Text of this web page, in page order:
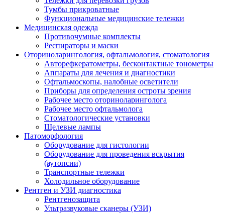
Тумбы прикроватные
Функциональные медицинские тележки
Медицинская одежда
Противочумные комплекты
Респираторы и маски
Оториноларингология, офтальмология, стоматология
Авторефкератометры, бесконтактные тонометры
Аппараты для лечения и диагностики
Офтальмоскопы, налобные осветители
Приборы для определения остроты зрения
Рабочее место оториноларинголога
Рабочее место офтальмолога
Стоматологические установки
Щелевые лампы
Патоморфология
Оборудование для гистологии
Оборудование для проведения вскрытия
(аутопсии)
Транспортные тележки
Холодильное оборудование
Рентген и УЗИ диагностика
Рентгенозащита
Ультразвуковые сканеры (УЗИ)